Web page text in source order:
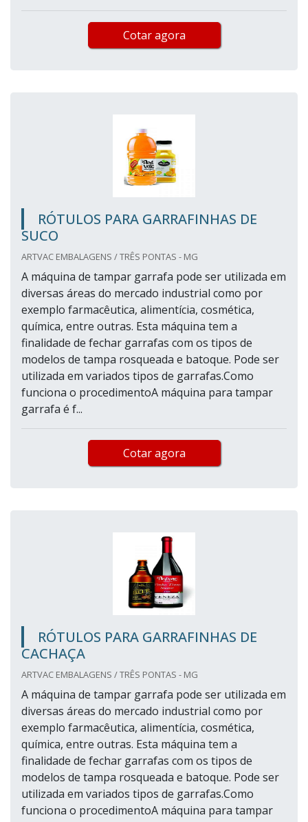
Cotar agora
RÓTULOS PARA GARRAFINHAS DE
SUCO
ARTVAC EMBALAGENS / TRÊS PONTAS - MG
A máquina de tampar garrafa pode ser utilizada em
diversas áreas do mercado industrial como por
exemplo farmacêutica, alimentícia, cosmética,
química, entre outras. Esta máquina tem a
finalidade de fechar garrafas com os tipos de
modelos de tampa rosqueada e batoque. Pode ser
utilizada em variados tipos de garrafas.Como
funciona o procedimentoA máquina para tampar
garrafa é f...
Cotar agora
RÓTULOS PARA GARRAFINHAS DE
CACHAÇA
ARTVAC EMBALAGENS / TRÊS PONTAS - MG
A máquina de tampar garrafa pode ser utilizada em
diversas áreas do mercado industrial como por
exemplo farmacêutica, alimentícia, cosmética,
química, entre outras. Esta máquina tem a
finalidade de fechar garrafas com os tipos de
modelos de tampa rosqueada e batoque. Pode ser
utilizada em variados tipos de garrafas.Como
funciona o procedimentoA máquina para tampar